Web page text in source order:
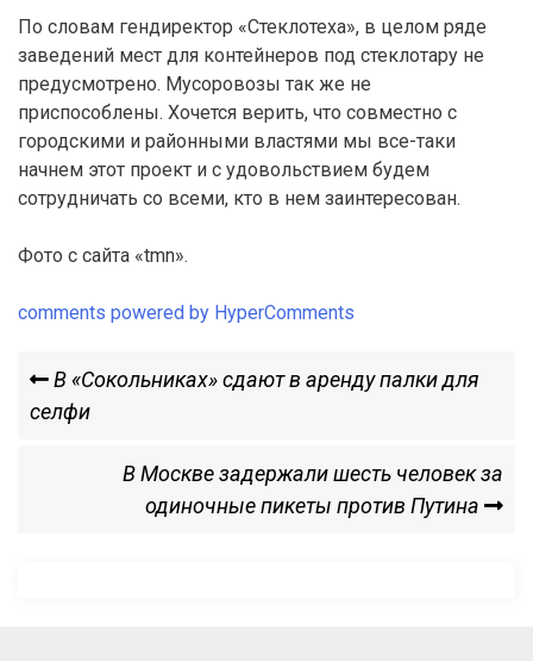
По словам гендиректор «Стеклотеха», в целом ряде
заведений мест для контейнеров под стеклотару не
предусмотрено. Мусоровозы так же не
приспособлены. Хочется верить, что совместно с
городскими и районными властями мы все-таки
начнем этот проект и с удовольствием будем
сотрудничать со всеми, кто в нем заинтересован.
Фото с сайта «tmn».
comments powered by HyperComments
Навигация
записям
Previous
Post
В «Сокольниках» сдают в аренду палки для
селфи
В Москве задержали шесть человек за
одиночные пикеты против Путина